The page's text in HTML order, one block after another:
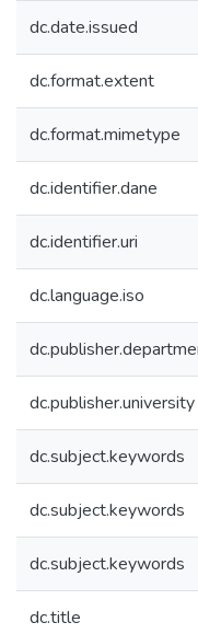
dc.date.issued
dc.format.extent
dc.format.mimetype
dc.identifier.dane
dc.identifier.uri
dc.language.iso
dc.publisher.university
dc.subject.keywords
dc.subject.keywords
dc.subject.keywords
dc.title